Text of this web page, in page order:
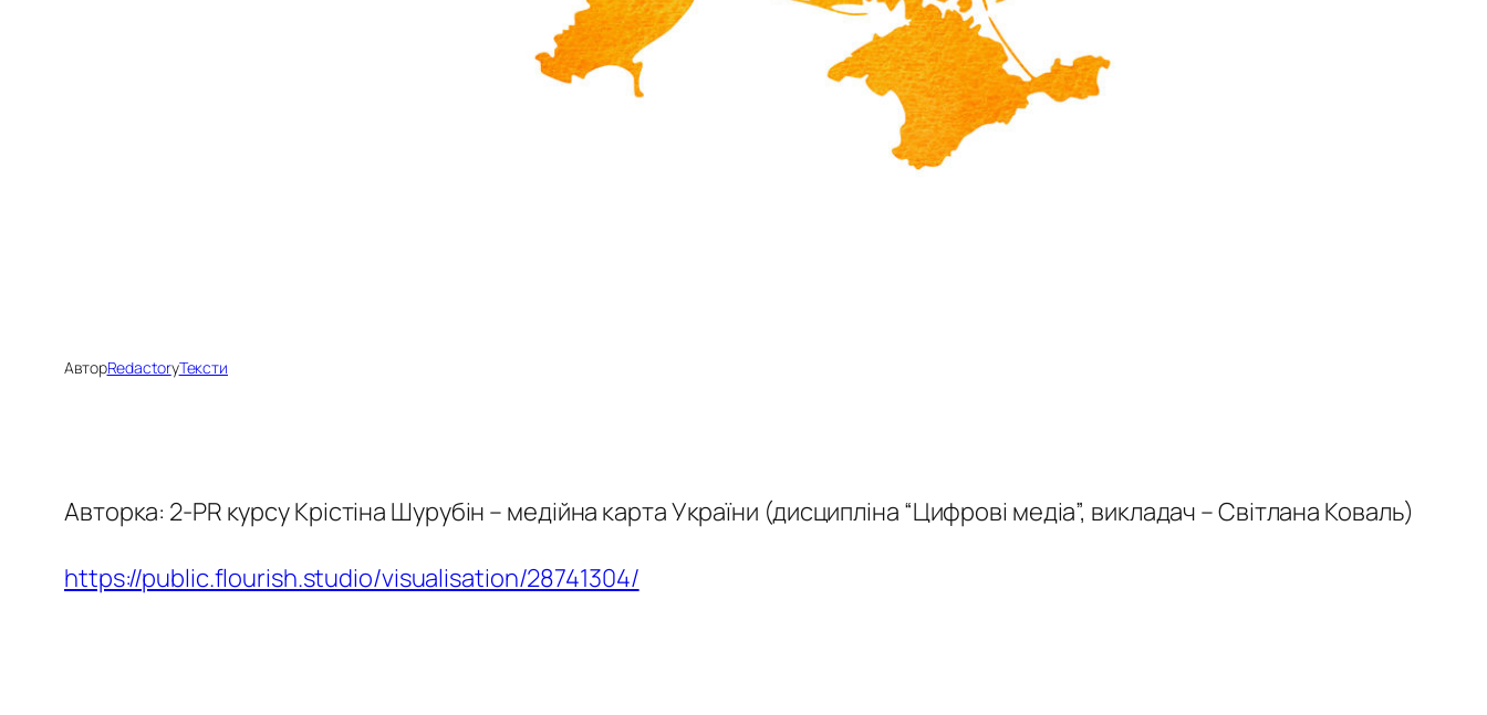
АвторRedactorуТексти
Авторка: 2-PR курсу Крістіна Шурубін – медійна карта України (дисципліна “Цифрові медіа”, викладач – Світлана Коваль)
https://public.flourish.studio/visualisation/28741304/